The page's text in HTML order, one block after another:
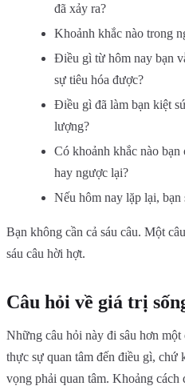
đã xảy ra?
Khoảnh khắc nào trong
Điều gì từ hôm nay bạn
sự tiêu hóa được?
Điều gì đã làm bạn kiệt
lượng?
Có khoảnh khắc nào
hay ngược lại?
Nếu hôm nay lặp lại, bạn
Bạn không cần cả sáu câu. Một
sáu câu hời hợt.
Câu hỏi về giá trị
Những câu hỏi này đi sâu hơn
thực sự quan tâm đến điều gì,
vọng phải quan tâm. Khoảng cách